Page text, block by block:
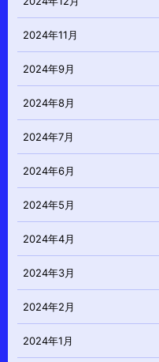
2024年11月
2024年9月
2024年8月
2024年7月
2024年6月
2024年5月
2024年4月
2024年3月
2024年2月
2024年1月